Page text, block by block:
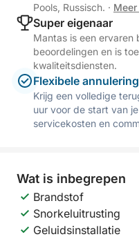
Pools, Russisch. ·
Super eigenaar
Mantas is een
beoordelingen en is
kwaliteitsdiensten.
Flexibele annulering
Krijg een volledige
uur voor de start van
servicekosten en
Wat is inbegrepen
Brandstof
Snorkeluitrusting
Geluidsinstallatie